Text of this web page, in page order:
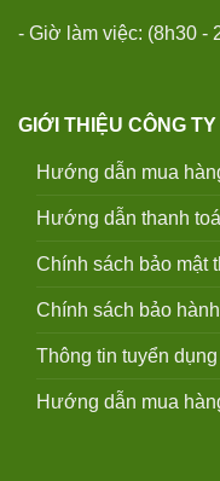
- Giờ làm việc: (8h30 -
GIỚI THIỆU CÔNG TY
Hướng dẫn mua
Hướng dẫn thanh
Chính sách bảo mật
Chính sách bảo hành
Thông tin tuyển dụng
Hướng dẫn mua